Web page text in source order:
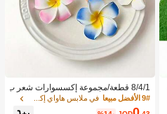
8/4/1 قطعة/مجموعة إكسسوارات شعر ب
نقشة زهور استوائية، مشابك شعر بلومير
يا ملونة، مناسبة لعطلات الشاطئ والتص
9# الأفضل مبيعا في ملابس هاواي إكسسوارات